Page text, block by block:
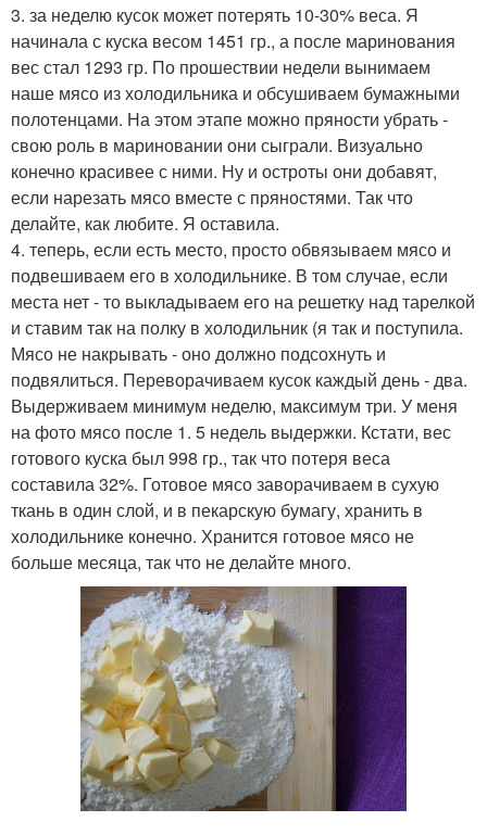
3. за неделю кусок может потерять 10-30% веса. Я
начинала с куска весом 1451 гр., а после маринования
вес стал 1293 гр. По прошествии недели вынимаем
наше мясо из холодильника и обсушиваем бумажными
полотенцами. На этом этапе можно пряности убрать -
свою роль в мариновании они сыграли. Визуально
конечно красивее с ними. Ну и остроты они добавят,
если нарезать мясо вместе с пряностями. Так что
делайте, как любите. Я оставила.
4. теперь, если есть место, просто обвязываем мясо и
подвешиваем его в холодильнике. В том случае, если
места нет - то выкладываем его на решетку над тарелкой
и ставим так на полку в холодильник (я так и поступила.
Мясо не накрывать - оно должно подсохнуть и
подвялиться. Переворачиваем кусок каждый день - два.
Выдерживаем минимум неделю, максимум три. У меня
на фото мясо после 1. 5 недель выдержки. Кстати, вес
готового куска был 998 гр., так что потеря веса
составила 32%. Готовое мясо заворачиваем в сухую
ткань в один слой, и в пекарскую бумагу, хранить в
холодильнике конечно. Хранится готовое мясо не
больше месяца, так что не делайте много.